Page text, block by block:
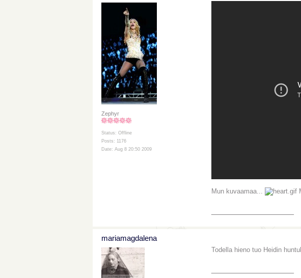
Zephyr
Status: Offline
Posts: 1176
Date: Aug 8 20:50 2009
Mun kuvaamaa...
mariamagdalena
Todella hieno tuo Heidin